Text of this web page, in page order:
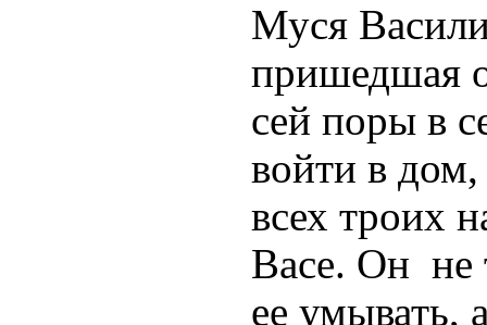
Муся
пришедшая
сей поры в
войти в дом,
всех троих
Васе. Он не
ее умывать,